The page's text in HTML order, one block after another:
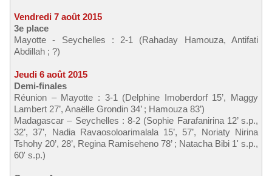
Vendredi 7 août 2015
3e place
Mayotte - Seychelles : 2-1 (Rahaday Hamouza, Antifati
Abdillah ; ?)
Jeudi 6 août 2015
Demi-finales
Réunion – Mayotte : 3-1 (Delphine Imoberdorf 15’, Maggy
Lambert 27’, Anaëlle Grondin 34’ ; Hamouza 83’)
Madagascar – Seychelles : 8-2 (Sophie Farafanirina 12’ s.p.,
32’, 37’, Nadia Ravaosoloarimalala 15’, 57’, Noriaty Nirina
Tshohy 20’, 28’, Regina Ramiseheno 78’ ; Natacha Bibi 1' s.p.,
60' s.p.)